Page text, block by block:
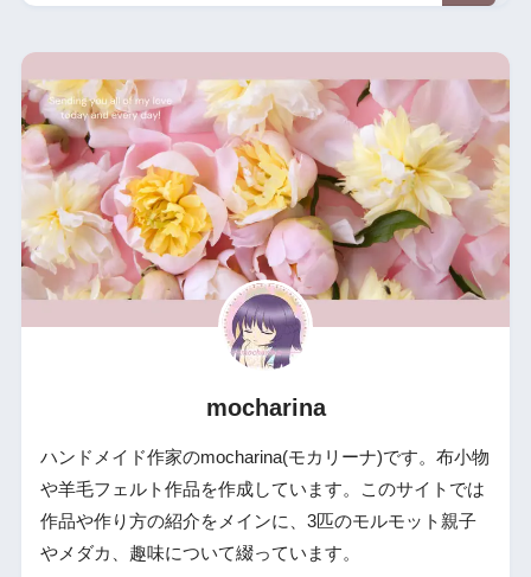
mocharina
ハンドメイド作家のmocharina(モカリーナ)です。布小物
や羊毛フェルト作品を作成しています。このサイトでは
作品や作り方の紹介をメインに、3匹のモルモット親子
やメダカ、趣味について綴っています。